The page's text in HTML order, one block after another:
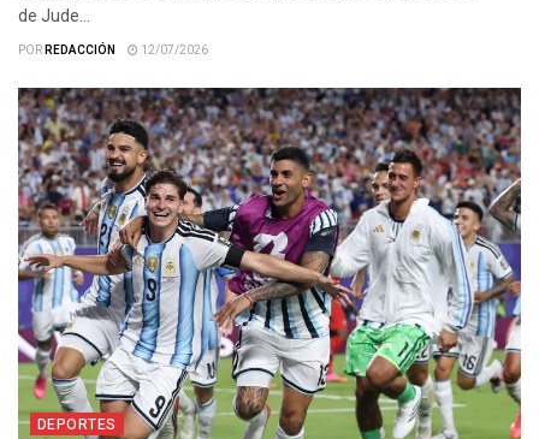
de Jude...
PORREDACCIÓN 12/07/2026
DEPORTES